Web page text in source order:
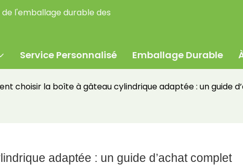
l'emballage durable des
Service Personnalisé Emballage Durable
choisir la boîte à gâteau cylindrique adaptée : un guide
adaptée : un guide d’achat complet